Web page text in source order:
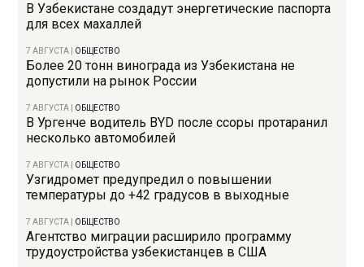
В Узбекистане создадут энергетические паспорта
для всех махаллей
7 АВГУСТА ОБЩЕСТВО
Более 20 тонн винограда из Узбекистана не
допустили на рынок России
7 АВГУСТА ОБЩЕСТВО
В Ургенче водитель BYD после ссоры протаранил
несколько автомобилей
7 АВГУСТА ОБЩЕСТВО
Узгидромет предупредил о повышении
температуры до +42 градусов в выходные
7 АВГУСТА ОБЩЕСТВО
Агентство миграции расширило программу
трудоустройства узбекистанцев в США